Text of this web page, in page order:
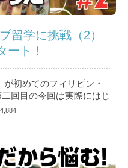
留学に挑戦（2）
ート！
初めてのフィリピン・
回目の今回は実際にはじ
お伝えします！ こんに
マニマしています。さ
学して、はや2週...
4,884